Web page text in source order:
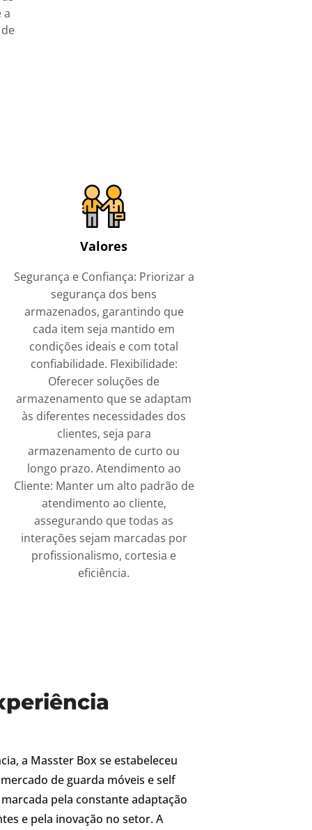
a
Valores
Segurança e Confiança: Priorizar a
segurança dos bens
armazenados, garantindo que
cada item seja mantido em
condições ideais e com total
confiabilidade. Flexibilidade:
Oferecer soluções de
armazenamento que se adaptam
às diferentes necessidades dos
clientes, seja para
armazenamento de curto ou
longo prazo. Atendimento ao
Cliente: Manter um alto padrão de
atendimento ao cliente,
assegurando que todas as
interações sejam marcadas por
profissionalismo, cortesia e
eficiência.
a Masster Box se estabeleceu
de guarda móveis e self
pela constante adaptação
e pela inovação no setor. A